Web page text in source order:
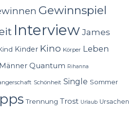
Gewinnspiel
InterviewJames
Kinder Kino Körper Leben
Männer Quantum Rihanna
Schönheit Single Sommer
Trennung Trost Urlaub Ursachen